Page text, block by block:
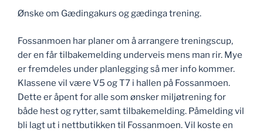
Ønske om Gædingakurs og gædinga trening.
Fossanmoen har planer om å arrangere treningscup,
der en får tilbakemelding underveis mens man rir. Mye
er fremdeles under planlegging så mer info kommer.
Klassene vil være V5 og T7 i hallen på Fossanmoen.
Dette er åpent for alle som ønsker miljøtrening for
både hest og rytter, samt tilbakemelding. Påmelding vil
bli lagt ut i nettbutikken til Fossanmoen. Vil koste en